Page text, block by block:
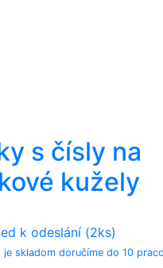
s čísly na
kužely
k odeslání (2ks)
je skladom doručíme do 10